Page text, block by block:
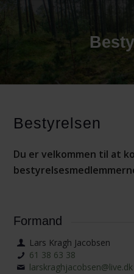
Bestyrelsen
Du er velkommen til at
Formand
Lars Kragh Jacobsen
61 38 63 38
larskraghjacobsen@live.dk